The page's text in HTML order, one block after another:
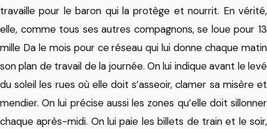
travaille pour le baron qui la protège et nourrit. En vérité,
elle, comme tous ses autres compagnons, se loue pour 13
mille Da le mois pour ce réseau qui lui donne chaque matin
son plan de travail de la journée. On lui indique avant le levé
du soleil les rues où elle doit s’asseoir, clamer sa misère et
mendier. On lui précise aussi les zones qu’elle doit sillonner
chaque après-midi. On lui paie les billets de train et le soir,